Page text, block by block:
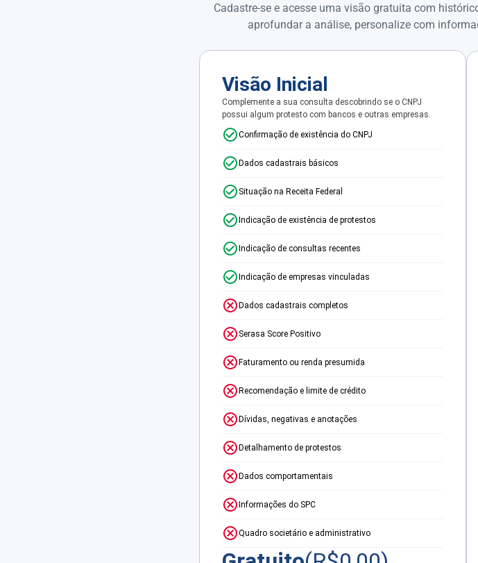
Cadastre-se e acesse uma visão gratuita com
aprofundar a análise, personalize com
Visão Inicial
Complemente a sua consulta descobrindo se o CNPJ
possui algum protesto com bancos e outras empresas.
Confirmação de existência do CNPJ
Dados cadastrais básicos
Situação na Receita Federal
Indicação de existência de protestos
Indicação de consultas recentes
Indicação de empresas vinculadas
Dados cadastrais completos
Serasa Score Positivo
Faturamento ou renda presumida
Recomendação e limite de crédito
Dívidas, negativas e anotações
Detalhamento de protestos
Dados comportamentais
Informações do SPC
Quadro societário e administrativo